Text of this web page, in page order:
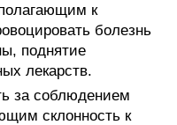
к
болезнь
поднятие
лекарств.
за соблюдением
склонность к